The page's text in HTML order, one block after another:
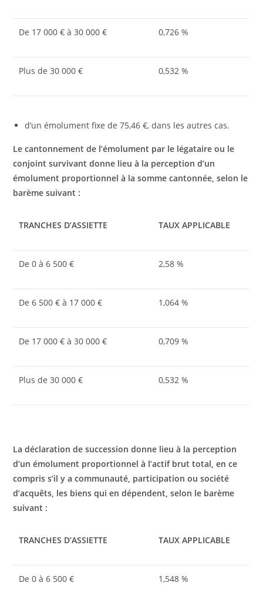
De 17 000 € à 30 000 € 0,726 %
Plus de 30 000 € 0,532 %
d’un émolument fixe de 75,46 €, dans les autres cas.
Le cantonnement de l’émolument par le légataire ou le
conjoint survivant donne lieu à la perception d’un
émolument proportionnel à la somme cantonnée, selon le
barème suivant :
TRANCHES D’ASSIETTE TAUX APPLICABLE
De 0 à 6 500 € 2,58 %
De 6 500 € à 17 000 € 1,064 %
De 17 000 € à 30 000 € 0,709 %
Plus de 30 000 € 0,532 %
La déclaration de succession donne lieu à la perception
d’un émolument proportionnel à l’actif brut total, en ce
compris s’il y a communauté, participation ou société
d’acquêts, les biens qui en dépendent, selon le barème
suivant :
TRANCHES D’ASSIETTE TAUX APPLICABLE
De 0 à 6 500 € 1,548 %